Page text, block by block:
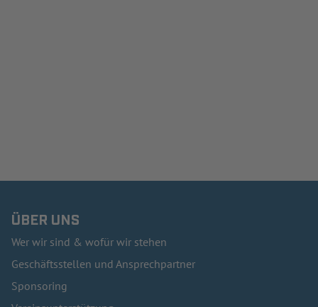
ÜBER UNS
Wer wir sind & wofür wir stehen
Geschäftsstellen und Ansprechpartner
Sponsoring